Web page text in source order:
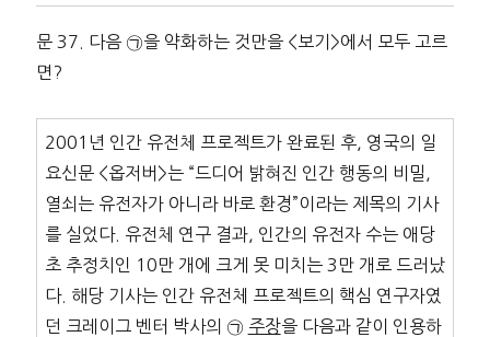
문 37. 다음 ㉠을 약화하는 것만을 <보기>에서 모두 고르
면?
2001년 인간 유전체 프로젝트가 완료된 후, 영국의 일
요신문 <옵저버>는 “드디어 밝혀진 인간 행동의 비밀,
열쇠는 유전자가 아니라 바로 환경”이라는 제목의 기사
를 실었다. 유전체 연구 결과, 인간의 유전자 수는 애당
초 추정치인 10만 개에 크게 못 미치는 3만 개로 드러났
다. 해당 기사는 인간 유전체 프로젝트의 핵심 연구자였
던 크레이그 벤터 박사의 ㉠ 주장을 다음과 같이 인용하